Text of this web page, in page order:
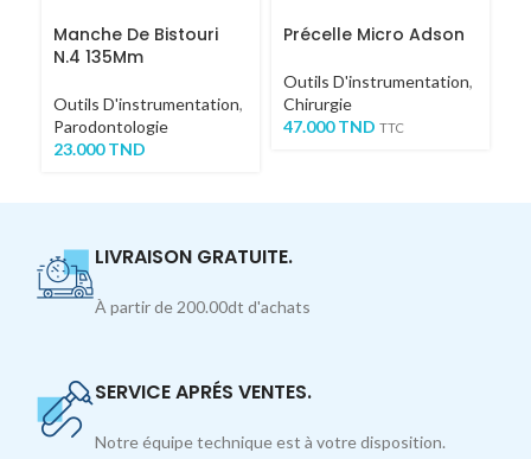
Manche De Bistouri
N.4 135Mm
Outils D'instrumentation,
Parodontologie
23.000TND
Précelle Micro Adson
Outils D'instrumentation,
Chirurgie
47.000TND TTC
LIVRAISON GRATUITE.
À partir de 200.00dt d'achats
SERVICE APRÉS VENTES.
Notre équipe technique est à votre disposition.